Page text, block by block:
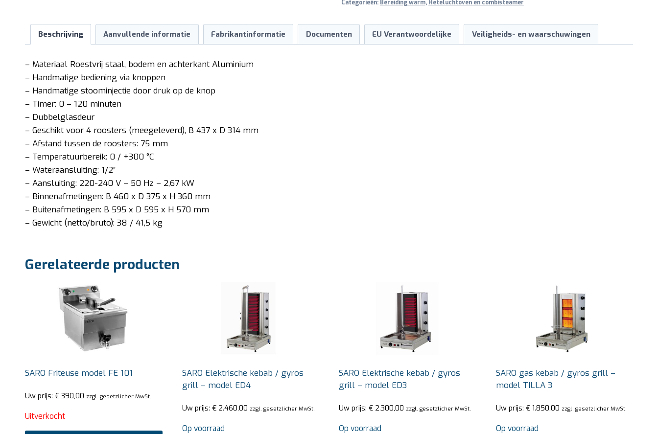
Categorieën: Bereiding warm, Heteluchtoven en combisteamer
Beschrijving Aanvullende informatie Fabrikantinformatie Documenten EU Verantwoordelijke Veiligheids- en waarschuwingen
– Materiaal Roestvrij staal, bodem en achterkant Aluminium
– Handmatige bediening via knoppen
– Handmatige stoominjectie door druk op de knop
– Timer: 0 – 120 minuten
– Dubbelglasdeur
– Geschikt voor 4 roosters (meegeleverd), B 437 x D 314 mm
– Afstand tussen de roosters: 75 mm
– Temperatuurbereik: 0 / +300 °C
– Wateraansluiting: 1/2″
– Aansluiting: 220-240 V – 50 Hz – 2,67 kW
– Binnenafmetingen: B 460 x D 375 x H 360 mm
– Buitenafmetingen: B 595 x D 595 x H 570 mm
– Gewicht (netto/bruto): 38 / 41,5 kg
Gerelateerde producten
SARO Friteuse model FE 101
Uw prijs: € 390,00 zzgl. gesetzlicher MwSt.
Uitverkocht
SARO Elektrische kebab / gyros
grill – model ED4
Uw prijs: €2.460,00 zzgl. gesetzlicher MwSt.
Op voorraad
SARO Elektrische kebab / gyros
grill – model ED3
Uw prijs: € 2.300,00 zzgl. gesetzlicher MwSt.
Op voorraad
SARO gas kebab / gyros grill –
model TILLA 3
Uw prijs: €1.850,00 zzgl. gesetzlicher MwSt.
Op voorraad